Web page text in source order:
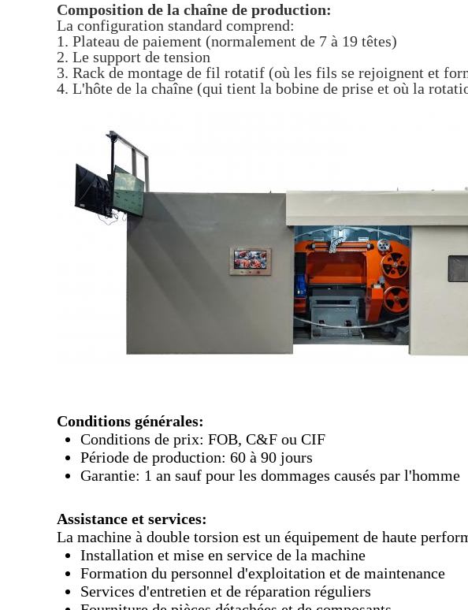
Composition de la chaîne de production:
La configuration standard comprend:
1. Plateau de paiement (normalement de 7 à 19 têtes)
2. Le support de tension
3. Rack de montage de fil rotatif (où les fils se rejoignent et
4. L'hôte de la chaîne (qui tient la bobine de prise et où la
Conditions générales:
Conditions de prix: FOB, C&F ou CIF
Période de production: 60 à 90 jours
Garantie: 1 an sauf pour les dommages causés par l'homme
Assistance et services:
La machine à double torsion est un équipement de haute
Installation et mise en service de la machine
Formation du personnel d'exploitation et de maintenance
Services d'entretien et de réparation réguliers